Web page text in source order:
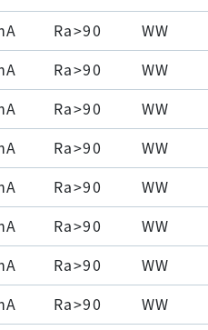
Ra>90 WW
Ra>90 WW
Ra>90 WW
Ra>90 WW
Ra>90 WW
Ra>90 WW
Ra>90 WW
Ra>90 WW